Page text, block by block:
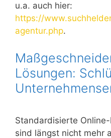
u.a. auch hier:
https://
agentur.php.
Lösungen:
Standardisierte
sind längst nicht mehr